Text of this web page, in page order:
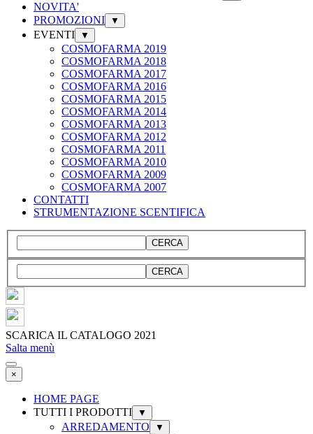
NOVITA'
PROMOZIONI
▼
EVENTI ▼
COSMOFARMA 2019
COSMOFARMA 2018
COSMOFARMA 2017
COSMOFARMA 2016
COSMOFARMA 2015
COSMOFARMA 2014
COSMOFARMA 2013
COSMOFARMA 2012
COSMOFARMA 2011
COSMOFARMA 2010
COSMOFARMA 2009
COSMOFARMA 2007
CONTATTI
STRUMENTAZIONE SCENTIFICA
CERCA
CERCA
SCARICA IL CATALOGO 2021
Salta menù
×
HOME PAGE
TUTTI I PRODOTTI
▼
ARREDAMENTO ▼